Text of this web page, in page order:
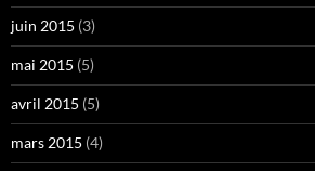
juin 2015 (3)
mai 2015 (5)
avril 2015 (5)
mars 2015 (4)